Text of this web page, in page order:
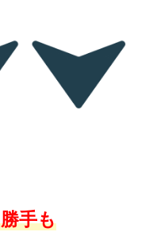
手も